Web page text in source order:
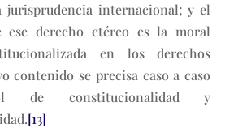
jurisprudencia internacional; y el
ese derecho etéreo es la moral
en los derechos
contenido se precisa caso a caso
de constitucionalidad y
[13]